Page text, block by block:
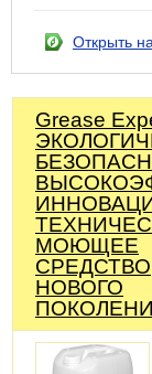
Открыть
Grease
МОЮЩЕЕ
СРЕДСТВО
НОВОГО